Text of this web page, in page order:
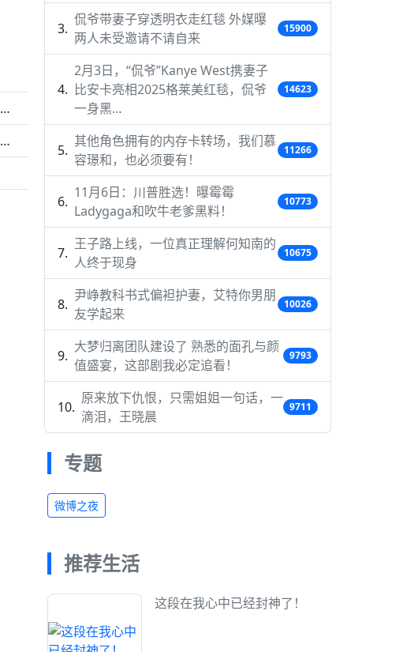
鞠婧祎星光大赏犯困都有人仿妆模仿了，真的是好权威的一张脸
德华真的爱惨了老丁，白给他家干了多少年的活啊！
侃爷带妻子穿透明衣走红毯 外媒曝
两人未受邀请不请自来
15900
2月3日，“侃爷”Kanye West携妻子
比安卡亮相2025格莱美红毯，侃爷
一身黑…
14623
其他角色拥有的内存卡转场，我们慕
容璟和，也必须要有！
11266
11月6日：川普胜选！曝霉霉
Ladygaga和吹牛老爹黑料！
10773
王子路上线，一位真正理解何知南的
人终于现身
10675
尹峥教科书式偏袒护妻，艾特你男朋
友学起来
10026
大梦归离团队建设了 熟悉的面孔与颜
值盛宴，这部剧我必定追看！
9793
原来放下仇恨，只需姐姐一句话，一
滴泪，王晓晨
9711
专题
微博之夜
推荐生活
这段在我心中已经封神了！